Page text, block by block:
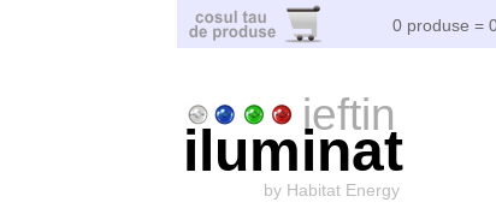
0 produse =
ieftin
iluminat
by Habitat Energy